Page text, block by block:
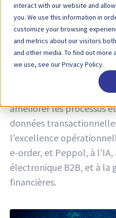
interact with our website and
you. We use this information in
customize your browsing
and metrics about our visitors
and other media. To find out more
we use, see our Privacy Policy.
tendances
Tag :Directive 2014/
Des idées sur les
et les tendances, ainsi
les mises à jour de
améliorer les processus
données
l'excellence
e-order, et Peppol, à l'IA,
électronique B2B, et à la
financières.